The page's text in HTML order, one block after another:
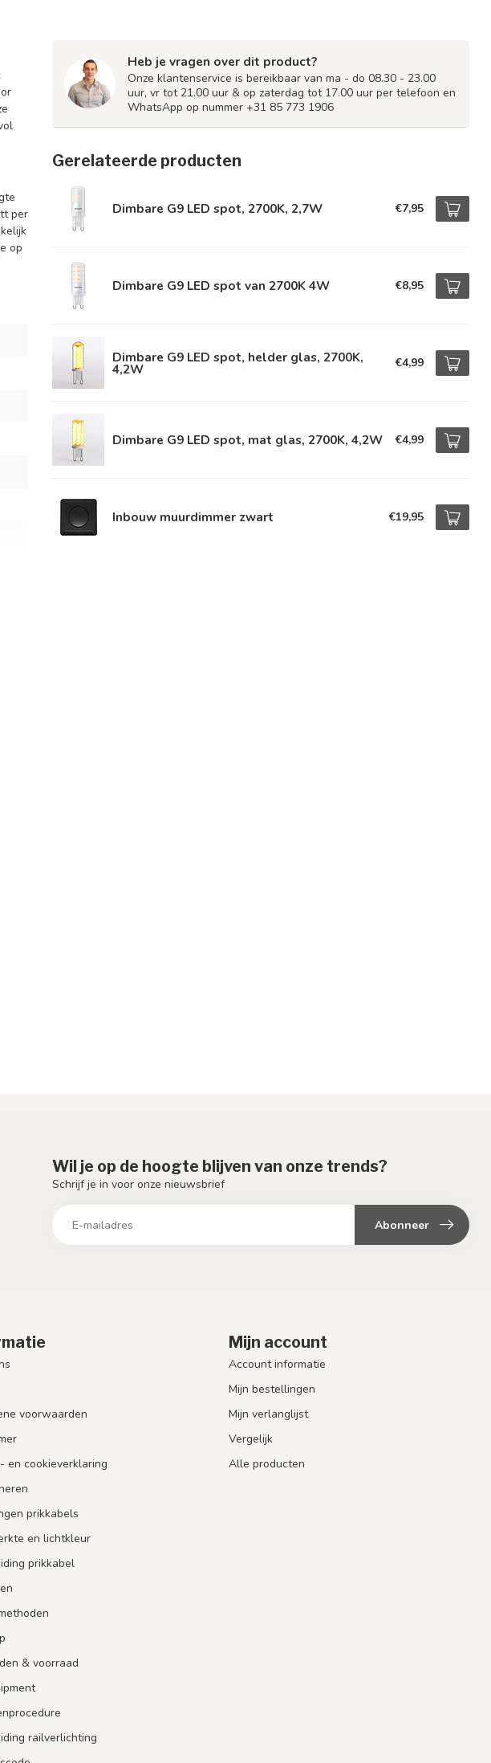
per
op
Heb je vragen over dit product?
Onze klantenservice is bereikbaar van ma - do 08.30 - 23.00
uur, vr tot 21.00 uur & op zaterdag tot 17.00 uur per telefoon en
WhatsApp op nummer +31 85 773 1906
Gerelateerde producten
Dimbare G9 LED spot, 2700K, 2,7W €7,95
Dimbare G9 LED spot van 2700K 4W €8,95
Dimbare G9 LED spot, helder glas, 2700K,
4,2W €4,99
Dimbare G9 LED spot, mat glas, 2700K, 4,2W €4,99
Inbouw muurdimmer zwart €19,95
Wil je op de hoogte blijven van onze trends?
Schrijf je in voor onze nieuwsbrief
Abonneer
voorwaarden
en cookieverklaring
prikkabels
en lichtkleur
prikkabel
& voorraad
railverlichting
Mijn account
Account informatie
Mijn bestellingen
Mijn verlanglijst
Vergelijk
Alle producten